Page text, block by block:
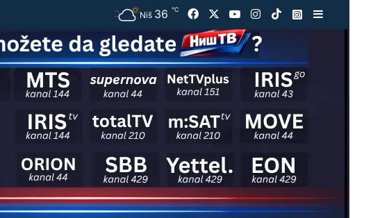
Niš 36 ℃ Facebook YouTubeInstagram
TikTokInstagram